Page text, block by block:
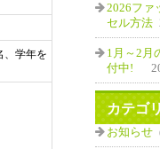
、学年を
2026フ
セル方法
1月～2月
付中!
カテゴ
お知らせ